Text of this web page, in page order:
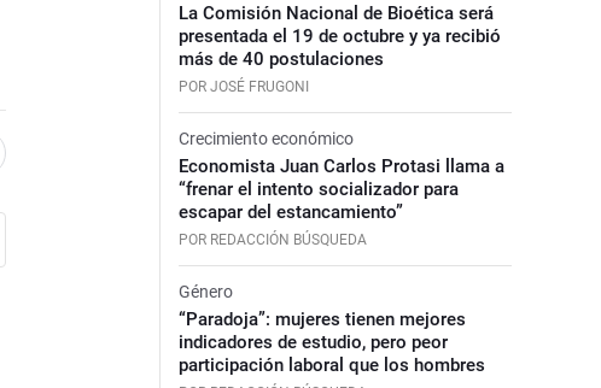
La Comisión Nacional de Bioética será
presentada el 19 de octubre y ya recibió
más de 40 postulaciones
POR JOSÉ FRUGONI
Crecimiento económico
Economista Juan Carlos Protasi llama a
“frenar el intento socializador para
escapar del estancamiento”
POR REDACCIÓN BÚSQUEDA
Género
“Paradoja”: mujeres tienen mejores
indicadores de estudio, pero peor
participación laboral que los hombres